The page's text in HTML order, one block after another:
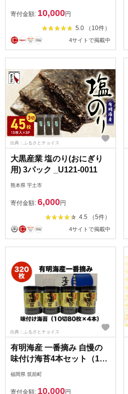
グ アレンジ お蕎麦 海鮮丼
ご飯 かね岩海苔 送料無料
高知市【株式会社かね岩海
寄付金額: 10,000円
5.0 （10件）
4サイトで掲載中
出典：ふるさとチョイス
大黒産業 塩のり(おにぎり
用) 3パック _U121-0011
熊本県 宇土市
寄付金額:6,000円
4.5 （5件）
4サイトで掲載中
出典：ふるさとチョイス
有明海産 一番摘み 自慢の
味付け海苔4本セット（10
有明のり 詰合せ 味付け海
福岡県 筑前町
寄付金額: 10,000円